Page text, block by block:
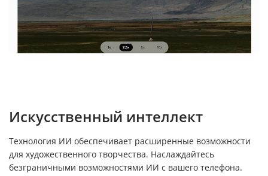
Искусственный интеллект
Технология ИИ обеспечивает расширенные возможности
для художественного творчества. Наслаждайтесь
безграничными возможностями ИИ с вашего телефона.